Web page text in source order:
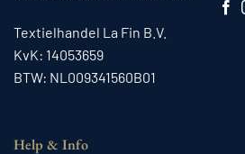
Textielhandel La Fin B.V.
KvK: 14053659
BTW: NL009341560B01
Help & Info